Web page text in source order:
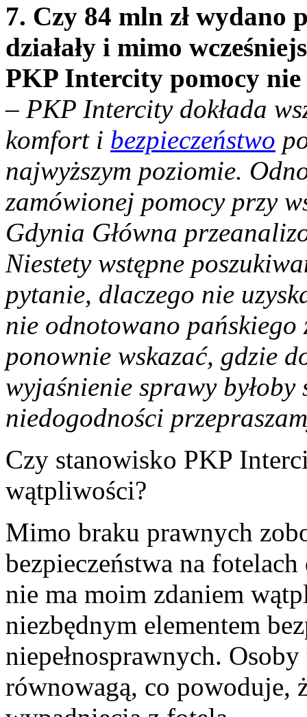
7. Czy 84 mln zł wydano
działały i mimo
PKP Intercity pomocy nie
– PKP Intercity dokłada
komfort i bezpieczeństwo
najwyższym poziomie.
zamówionej pomocy przy
Gdynia Główna
Niestety wstępne
pytanie, dlaczego nie
nie odnotowano pańskiego
ponownie wskazać, gdzie
wyjaśnienie sprawy byłoby
niedogodności
Czy stanowisko PKP
wątpliwości?
Mimo braku prawnych
bezpieczeństwa na
nie ma moim zdaniem
niezbędnym elementem
niepełnosprawnych.
równowagą, co powoduje,